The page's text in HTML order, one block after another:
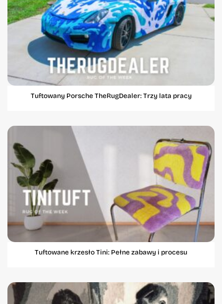
Tuftowany Porsche TheRugDealer: Trzy lata pracy
Tuftowane krzesło Tini: Pełne zabawy i procesu